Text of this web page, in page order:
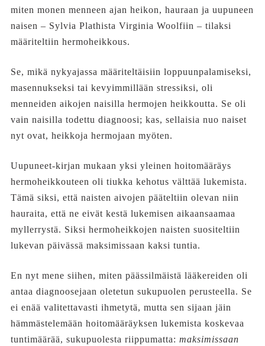
miten monen menneen ajan heikon, hauraan ja uupuneen
naisen – Sylvia Plathista Virginia Woolfiin – tilaksi
määriteltiin hermoheikkous.
Se, mikä nykyajassa määriteltäisiin loppuunpalamiseksi,
masennukseksi tai kevyimmillään stressiksi, oli
menneiden aikojen naisilla hermojen heikkoutta. Se oli
vain naisilla todettu diagnoosi; kas, sellaisia nuo naiset
nyt ovat, heikkoja hermojaan myöten.
Uupuneet-kirjan mukaan yksi yleinen hoitomääräys
hermoheikkouteen oli tiukka kehotus välttää lukemista.
Tämä siksi, että naisten aivojen pääteltiin olevan niin
hauraita, että ne eivät kestä lukemisen aikaansaamaa
myllerrystä. Siksi hermoheikkojen naisten suositeltiin
lukevan päivässä maksimissaan kaksi tuntia.
En nyt mene siihen, miten päässilmäistä lääkereiden oli
antaa diagnoosejaan oletetun sukupuolen perusteella. Se
ei enää valitettavasti ihmetytä, mutta sen sijaan jäin
hämmästelemään hoitomääräyksen lukemista koskevaa
tuntimäärää, sukupuolesta riippumatta: maksimissaan